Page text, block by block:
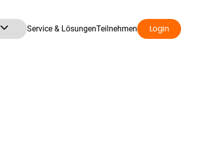
Service & LösungenTeilnehmen Login